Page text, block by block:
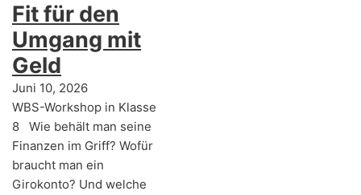
Fit für den
Umgang mit
Geld
Juni 10, 2026
WBS-Workshop in Klasse
8 Wie behält man seine
Finanzen im Griff? Wofür
braucht man ein
Girokonto? Und welche